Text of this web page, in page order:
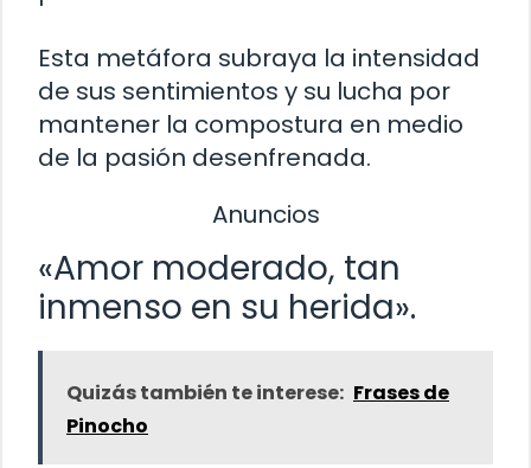
Esta metáfora subraya la intensidad
de sus sentimientos y su lucha por
mantener la compostura en medio
de la pasión desenfrenada.
Anuncios
«Amor moderado, tan
inmenso en su herida».
Quizás también te interese: Frases de
Pinocho